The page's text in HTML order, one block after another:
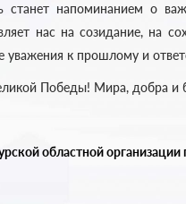
станет напоминанием о
нас на созидание, на
уважения к прошлому и
Победы! Мира, добра и
областной